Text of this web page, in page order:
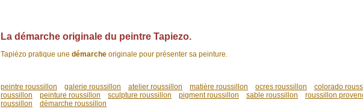
La démarche originale du peintre Tapiezo.
Tapiézo pratique une démarche originale pour présenter sa peinture.
peintre roussillon galerie roussillon atelier roussillon matière roussillon ocres roussillon colorado
roussillon
peinture roussillon sculpture roussillon pigment roussillon sable roussillon roussillon
roussillon
démarche roussillon